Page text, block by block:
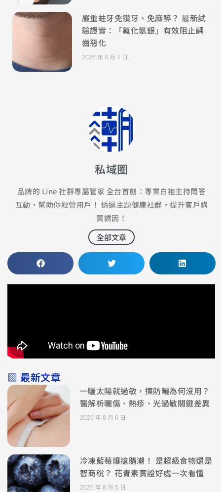
嚴重蛀牙免鑽牙、免麻醉？ 最新試
驗證實：「氟化氨銀」有效阻止齲
齒惡化
2026 年 8 月 4 日
私域圈
品牌的 Line 社群專屬管家 全台首創：專業白袍主持問答
互動，幫助你經營用戶！ 透過主題健康社群，提升客戶購
買誘因！
全部文章
▧ 最新文章
一曬太陽就過敏，擦防曬為何沒用？
醫解析曬傷、熱疹、光過敏關鍵差異
2026 年 8 月 6 日
冷凍藍莓爆搶購潮！ 是超級食物還是
智商稅？ 花青素實證好處一次看懂
2026 年 8 月 5 日